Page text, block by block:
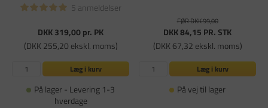
5 anmeldelser
DKK 319,00pr. PK
(DKK 255,20 ekskl. moms)
Læg i kurv
På lager - Levering 1-3
hverdage
FØR DKK 99,00
DKK 84,15 PR. STK
(DKK 67,32 ekskl. moms)
Læg i kurv
På vej til lager